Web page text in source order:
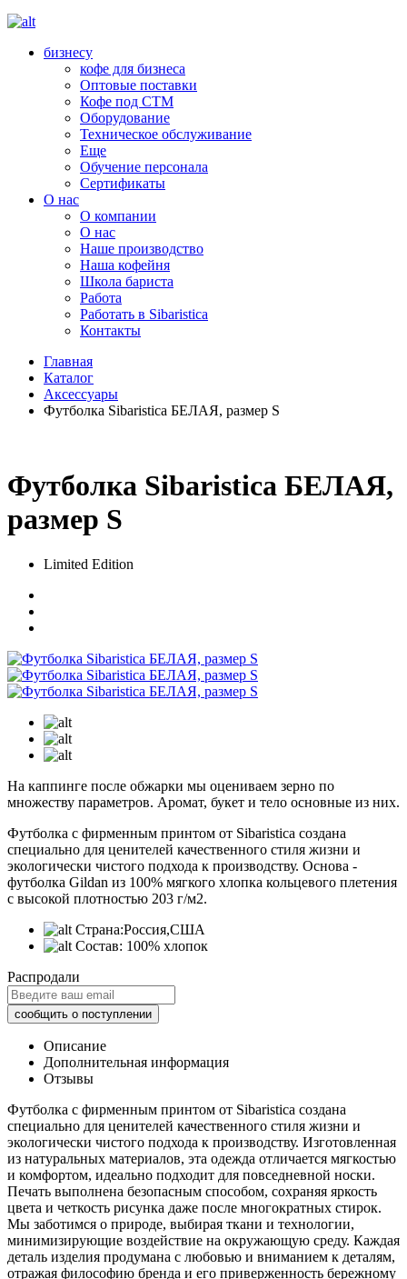
бизнесу
кофе для бизнеса
Оптовые поставки
Кофе под СТМ
Оборудование
Техническое обслуживание
Еще
Обучение персонала
Сертификаты
О нас
O компании
О нас
Наше производство
Наша кофейня
Школа бариста
Работа
Работать в Sibaristica
Контакты
Главная
Каталог
Аксессуары
Футболка Sibaristica БЕЛАЯ, размер S
Футболка Sibaristica БЕЛАЯ,
размер S
Limited Edition
На каппинге после обжарки мы оцениваем зерно по
множеству параметров. Аромат, букет и тело основные из них.
Футболка с фирменным принтом от Sibaristica создана
специально для ценителей качественного стиля жизни и
экологически чистого подхода к производству. Основа -
футболка Gildan из 100% мягкого хлопка кольцевого плетения
с высокой плотностью 203 г/м2.
Страна:Россия,США
Состав: 100% хлопок
Распродали
Описание
Дополнительная информация
Отзывы
Футболка с фирменным принтом от Sibaristica создана
специально для ценителей качественного стиля жизни и
экологически чистого подхода к производству. Изготовленная
из натуральных материалов, эта одежда отличается мягкостью
и комфортом, идеально подходит для повседневной носки.
Печать выполнена безопасным способом, сохраняя яркость
цвета и четкость рисунка даже после многократных стирок.
Мы заботимся о природе, выбирая ткани и технологии,
минимизирующие воздействие на окружающую среду. Каждая
деталь изделия продумана с любовью и вниманием к деталям,
отражая философию бренда и его приверженность бережному